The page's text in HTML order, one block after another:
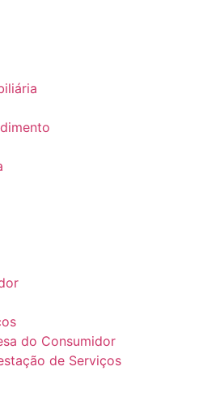
do Consumidor
de Serviços